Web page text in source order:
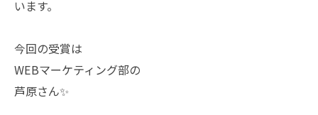
います。
今回の受賞は
WEBマーケティング部の
芦原さん✨